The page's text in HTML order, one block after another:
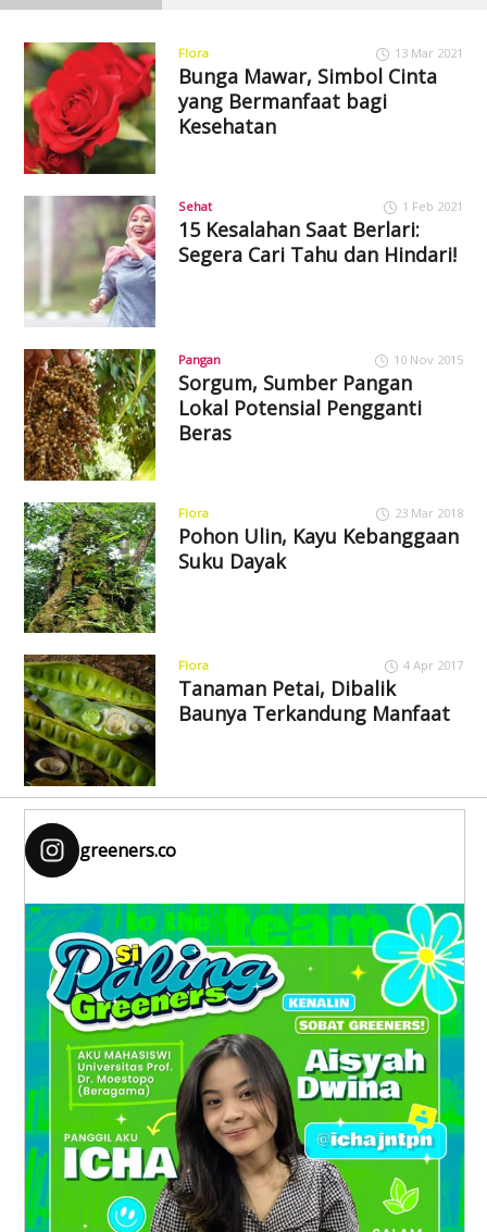
Flora 13 Mar 2021
Bunga Mawar, Simbol Cinta
yang Bermanfaat bagi
Kesehatan
Sehat 1 Feb 2021
15 Kesalahan Saat Berlari:
Segera Cari Tahu dan Hindari!
Pangan 10 Nov 2015
Sorgum, Sumber Pangan
Lokal Potensial Pengganti
Beras
Flora 23 Mar 2018
Pohon Ulin, Kayu Kebanggaan
Suku Dayak
Flora 4 Apr 2017
Tanaman Petai, Dibalik
Baunya Terkandung Manfaat
greeners.co